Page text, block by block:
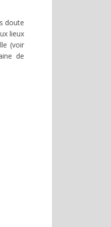
doute
lieux
(voir
de